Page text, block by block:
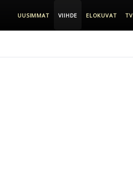
UUSIMMAT VIIHDE ELOKUVAT TV